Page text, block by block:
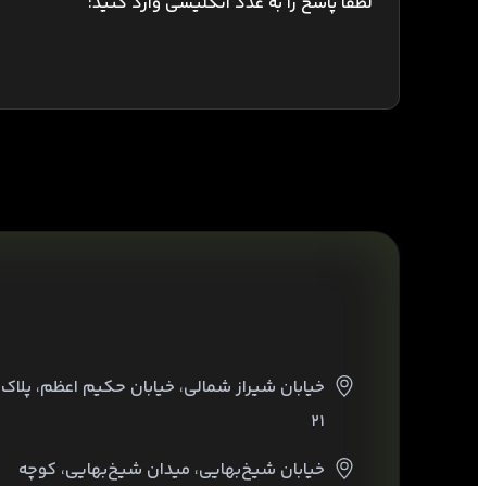
خیابان شیراز شمالی، خیابان حکیم اعظم، پلاک
۲۱
خیابان شیخ‌بهایی، میدان شیخ‌بهایی، کوچه